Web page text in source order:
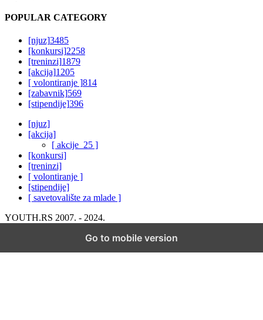
POPULAR CATEGORY
[njuz]3485
[konkursi]2258
[treninzi]1879
[akcija]1205
[ volontiranje ]814
[zabavnik]569
[stipendije]396
[njuz]
[akcija]
[ akcije_25 ]
[konkursi]
[treninzi]
[ volontiranje ]
[stipendije]
[ savetovalište za mlade ]
YOUTH.RS 2007. - 2024.
Go to mobile version